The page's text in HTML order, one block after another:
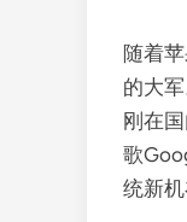
随着
的大
刚在
歌
统新机